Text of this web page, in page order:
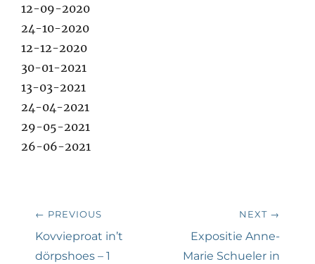
12-09-2020
24-10-2020
12-12-2020
30-01-2021
13-03-2021
24-04-2021
29-05-2021
26-06-2021
Bericht
navigatie
← PREVIOUS
Previous
post:
Kovvieproat in’t
dörpshoes – 1
NEXT →
Next
post:
Expositie Anne-
Marie Schueler in